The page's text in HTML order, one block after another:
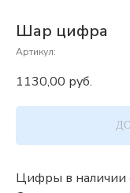
Шар цифра
Артикул:
1130,00 руб.
Цифры в наличии